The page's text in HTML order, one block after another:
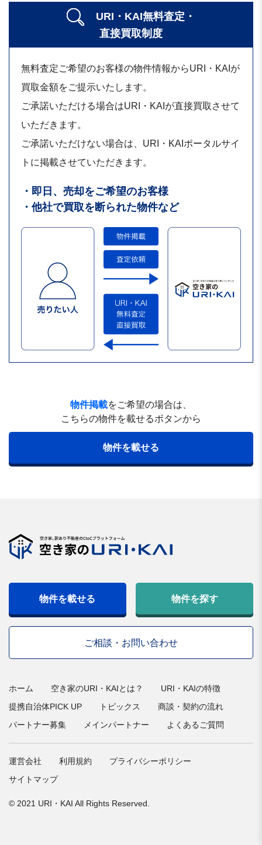
URI・KAI無料査定・
直接買取制度
無料査定ご希望のお客様の物件情報からURI・KAIが
買取金額をご提示いたします。
ご承諾いただける場合はURI・KAIが直接買取させて
いただきます。
ご承諾いただけない場合は、URI・KAIポータルサイ
トに掲載させていただきます。
・即日、売却をご希望のお客様
・他社で買取を断られた物件など
物件掲載をご希望の場合は、
こちらの物件を載せるボタンから
物件を載せる
物件を載せる 物件を探す
ご相談・お問い合わせ
ホーム 空き家のURI・KAIとは？
URI・KAIの特徴
提携自治体PICK UP
トピックス
商談・契約の流れ
パートナー募集
メインパートナー よくあるご質問
運営会社 利用規約
プライバシーポリシー
サイトマップ
© 2021 URI・KAI All Rights Reserved.